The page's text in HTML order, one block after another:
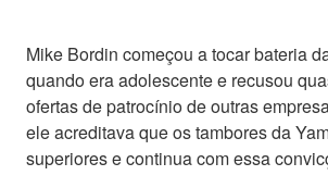
Mike Bordin começou a tocar bateria
quando era adolescente e recusou
ofertas de patrocínio de outras
ele acreditava que os tambores da
superiores e continua com essa